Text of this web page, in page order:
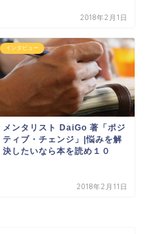
2018年2月1日
インタビュー
メンタリスト DaiGo 著「ポジ
ティブ・チェンジ」|悩みを解
決したいなら本を読め１０
2018年2月11日